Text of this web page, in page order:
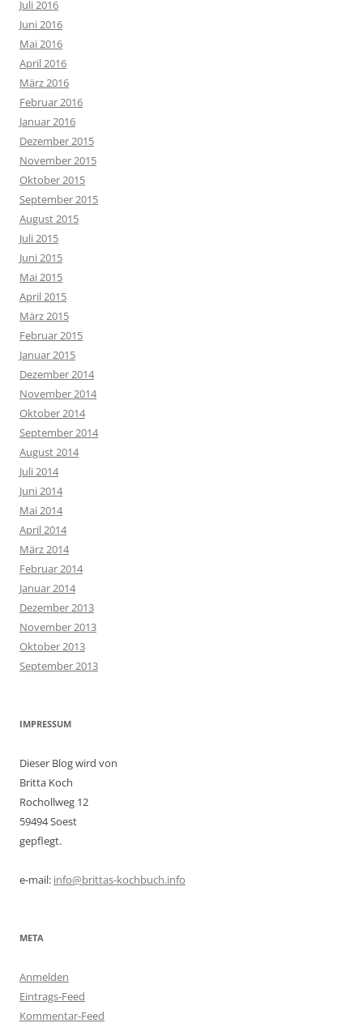
Juli 2016
Juni 2016
Mai 2016
April 2016
März 2016
Februar 2016
Januar 2016
Dezember 2015
November 2015
Oktober 2015
September 2015
August 2015
Juli 2015
Juni 2015
Mai 2015
April 2015
März 2015
Februar 2015
Januar 2015
Dezember 2014
November 2014
Oktober 2014
September 2014
August 2014
Juli 2014
Juni 2014
Mai 2014
April 2014
März 2014
Februar 2014
Januar 2014
Dezember 2013
November 2013
Oktober 2013
September 2013
IMPRESSUM
Dieser Blog wird von
Britta Koch
Rochollweg 12
59494 Soest
gepflegt.
e-mail: info@brittas-kochbuch.info
META
Anmelden
Eintrags-Feed
Kommentar-Feed